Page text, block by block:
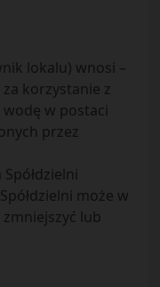
lokalu) wnosi –
korzystanie z
wodę w postaci
przez
może w
lub